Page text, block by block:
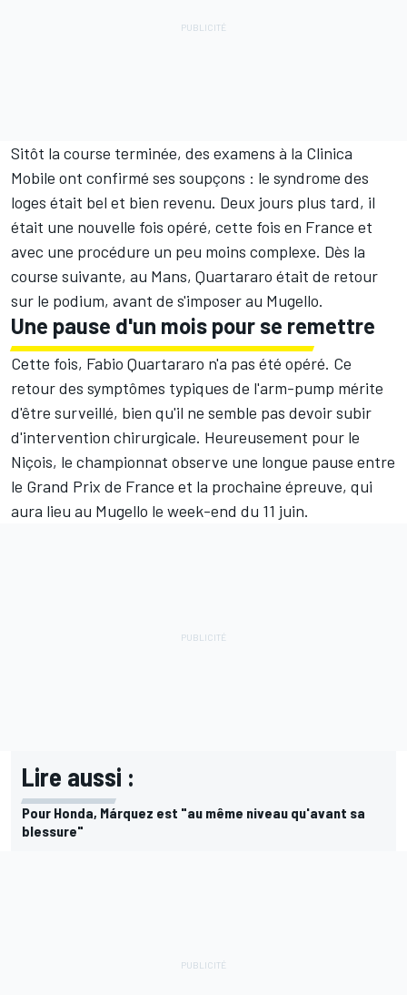
Sitôt la course terminée, des examens à la Clinica
Mobile ont confirmé ses soupçons : le syndrome des
loges était bel et bien revenu. Deux jours plus tard, il
était une nouvelle fois opéré, cette fois en France et
avec une procédure un peu moins complexe. Dès la
course suivante, au Mans, Quartararo était de retour
sur le podium, avant de s'imposer au Mugello.
Une pause d'un mois pour se remettre
Cette fois, Fabio Quartararo n'a pas été opéré. Ce
retour des symptômes typiques de l'arm-pump mérite
d'être surveillé, bien qu'il ne semble pas devoir subir
d'intervention chirurgicale. Heureusement pour le
Niçois, le championnat observe une longue pause entre
le Grand Prix de France et la prochaine épreuve, qui
aura lieu au Mugello le week-end du 11 juin.
Lire aussi :
Pour Honda, Márquez est "au même niveau qu'avant sa
blessure"